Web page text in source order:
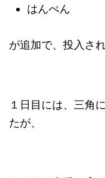
はんぺん
が追加で、投入さ
１日目には、三角
たが、